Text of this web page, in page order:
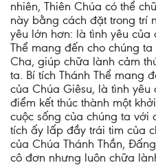
nhiên, Thiên Chúa có thể
này bằng cách đặt trong trí
yêu lớn hơn: là tình yêu của
Thể mang đến cho chúng
Cha, giúp chữa lành cảm
ta. Bí tích Thánh Thể mang
của Chúa Giêsu, là tình
điểm kết thúc thành một
cuộc sống của chúng ta với
tích ấy lấp đầy trái tim của
của Chúa Thánh Thần,
cô đơn nhưng luôn chữa